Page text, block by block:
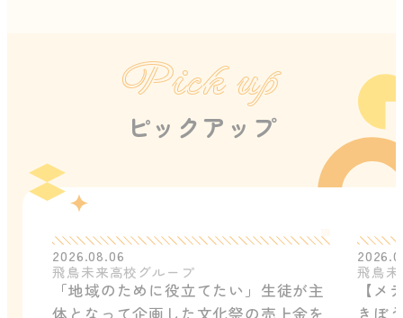
Pick up
ピックアップ
2026.08.06
飛鳥未来高校グループ
「地域のために役立てたい」生徒が主
体となって企画した文化祭の売上金を
飛鳥
【メ
きぼ